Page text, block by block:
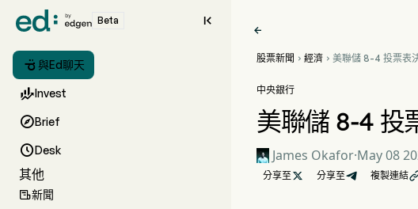
Beta 
 與Ed聊天
Invest
Brief
Desk
其他
新聞

股票新聞  經濟  美聯儲 8-4 投票表
中央銀行
美聯儲 8-4 投
James Okafor·May 08
分享至  分享至 複製連結